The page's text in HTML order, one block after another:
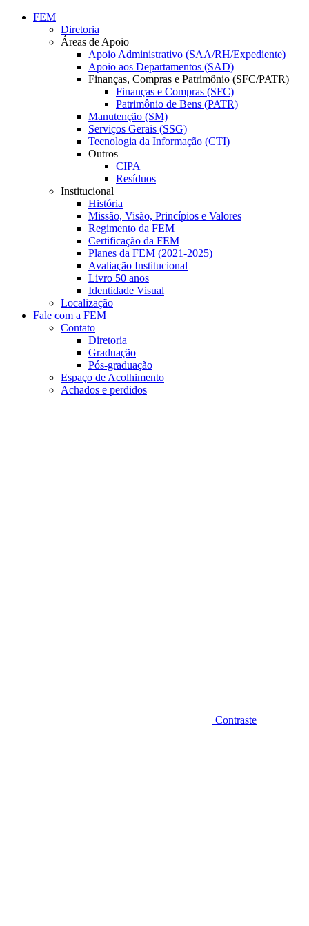
Conteúdo principal
FEM
Diretoria
Áreas de Apoio
Apoio Administrativo (SAA/RH/Expediente)
Apoio aos Departamentos (SAD)
Finanças, Compras e Patrimônio (SFC/PATR)
Finanças e Compras (SFC)
Patrimônio de Bens (PATR)
Manutenção (SM)
Serviços Gerais (SSG)
Tecnologia da Informação (CTI)
Outros
CIPA
Resíduos
Institucional
História
Missão, Visão, Princípios e Valores
Regimento da FEM
Certificação da FEM
Planes da FEM (2021-2025)
Avaliação Institucional
Livro 50 anos
Identidade Visual
Localização
Fale com a FEM
Contato
Diretoria
Graduação
Pós-graduação
Espaço de Acolhimento
Achados e perdidos
Contraste